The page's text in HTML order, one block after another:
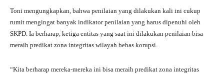
Toni mengungkapkan, bahwa penilaian yang dilakukan kali ini cukup
rumit mengingat banyak indikator penilaian yang harus dipenuhi oleh
SKPD. Ia berharap, ketiga entitas yang saat ini dilakukan penilaian bisa
meraih predikat zona integritas wilayah bebas korupsi.
“Kita berharap mereka-mereka ini bisa meraih predikat zona integritas